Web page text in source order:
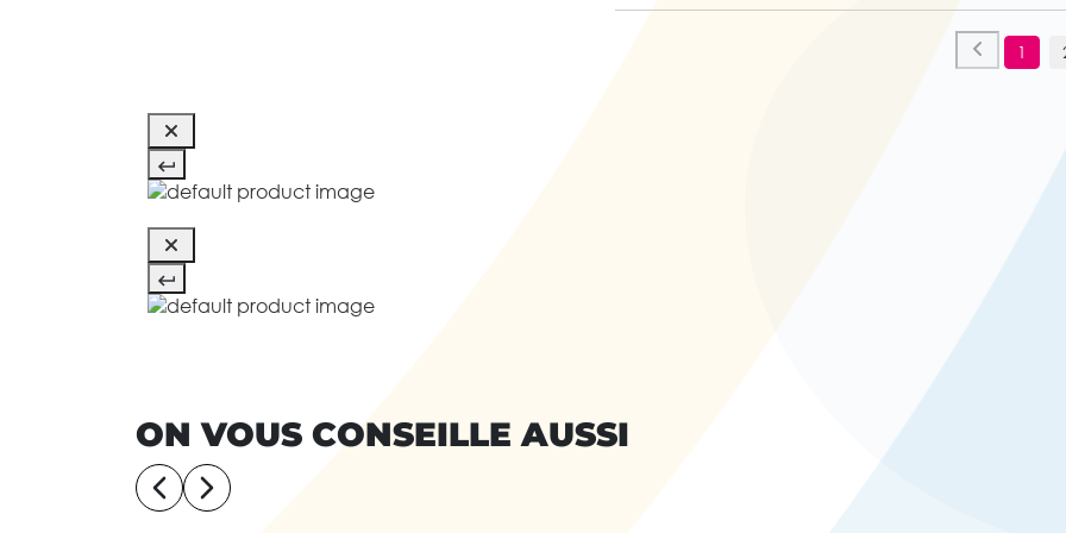
1
ON VOUS CONSEILLE AUSSI